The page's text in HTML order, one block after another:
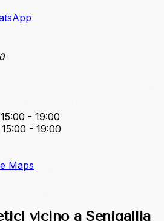
- 19:00
- 19:00
Maps
vicino a Senigallia